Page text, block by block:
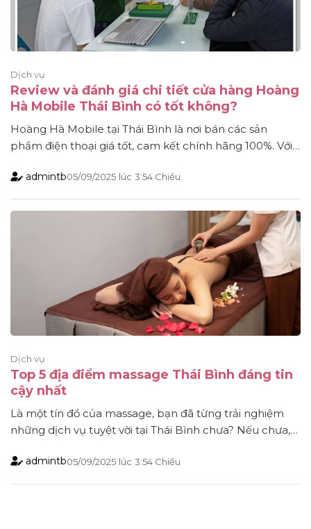
Dịch vụ
Review và đánh giá chi tiết cửa hàng Hoàng
Hà Mobile Thái Bình có tốt không?
Hoàng Hà Mobile tại Thái Bình là nơi bán các sản
phẩm điện thoại giá tốt, cam kết chính hãng 100%. Với
sản phẩm công nghệ, Hoàng Hà Mobile luôn chú
trọng nâng cao chất lượng dịch vụ nhằm đáp ứng nhu
cầu của khách [...]
admintb05/09/2025 lúc 3:54 Chiều
Dịch vụ
Top 5 địa điểm massage Thái Bình đáng tin
cậy nhất
Là một tín đồ của massage, bạn đã từng trải nghiệm
những dịch vụ tuyệt vời tại Thái Bình chưa? Nếu chưa,
Thái Bình uy tín & chất lượng nhất ngay trong bài viết
admintb05/09/2025 lúc 3:54 Chiều